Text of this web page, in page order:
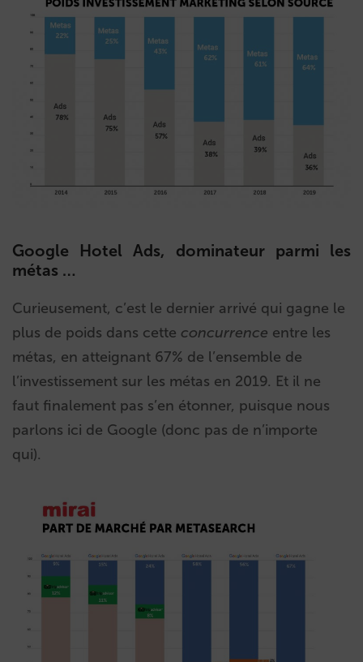
Google Hotel Ads, dominateur parmi les
métas …
Curieusement, c’est le dernier arrivé qui gagne le
plus de poids dans cette concurrence entre les
métas, en atteignant 67% de l’ensemble de
l’investissement sur les métas en 2019. Et il ne
faut finalement pas s’en étonner, puisque nous
parlons ici de Google (donc pas de n’importe
qui).